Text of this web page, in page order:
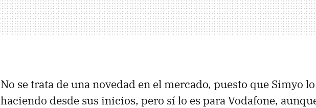
No se trata de una novedad en el mercado, puesto que Simyo
haciendo desde sus inicios, pero sí lo es para Vodafone,